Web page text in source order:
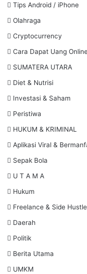
Tips Android / iPhone
Olahraga
Cryptocurrency
Cara Dapat Uang
SUMATERA UTARA
Diet & Nutrisi
Investasi & Saham
Peristiwa
HUKUM & KRIMINAL
Aplikasi Viral &
Sepak Bola
U T A M A
Hukum
Freelance & Side Hustle
Daerah
Politik
Berita Utama
UMKM